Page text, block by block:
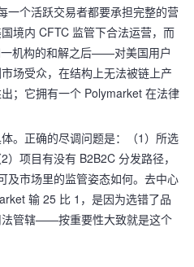
一个活跃交易者都要承担完整的营
境内 CFTC 监管下合法运营，而
机构的和解之后——对美国用户
场受众，在结构上无法被链上产
；它拥有一个 Polymarket 在法律
。正确的尽调问题是：（1）所选
项目有没有 B2B2C 分发路径，
及市场里的监管姿态如何。去中心
输 25 比 1，是因为选错了品
法管辖——按重要性大致就是这个